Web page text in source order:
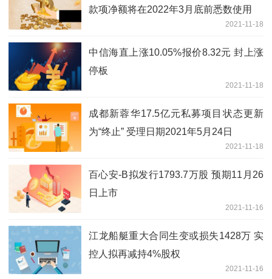
款项净额将在2022年3月底前悉数使用
2021-11-18
中信海直上涨10.05%报价8.32元 封上涨
停板
2021-11-18
成都新蓉华17.5亿元私募项目状态更新
为“终止” 受理日期2021年5月24日
2021-11-18
百心安-B拟发行1793.7万股 预期11月26
日上市
2021-11-16
江龙船艇重大合同生变或损失1428万 实
控人拟再减持4%股权
2021-11-16